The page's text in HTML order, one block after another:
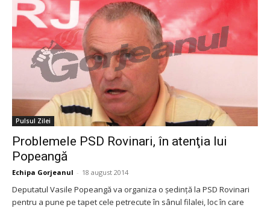
Pulsul Zilei
Problemele PSD Rovinari, în atenţia lui
Popeangă
Echipa Gorjeanul - 18 august 2014
Deputatul Vasile Popeangă va organiza o şedinţă la PSD Rovinari
pentru a pune pe tapet cele petrecute în sânul filalei, loc în care